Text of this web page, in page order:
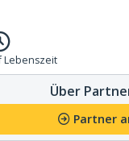
Lebenszeit
Über
Partner